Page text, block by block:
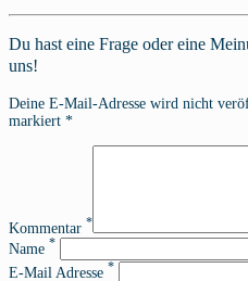
Du hast eine Frage oder eine
uns!
Deine E-Mail-Adresse wird nicht
markiert *
Kommentar *
Name *
E-Mail Adresse *